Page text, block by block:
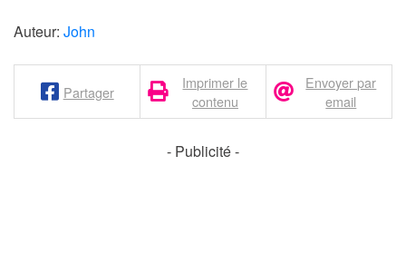
Auteur: John
Partager
Imprimer le
contenu
Envoyer par
email
- Publicité -